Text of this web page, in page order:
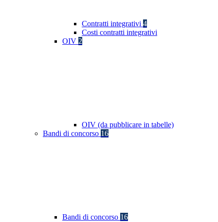
Contratti integrativi 4
Costi contratti integrativi
OIV 2
OIV (da pubblicare in tabelle)
Bandi di concorso 16
Bandi di concorso 16